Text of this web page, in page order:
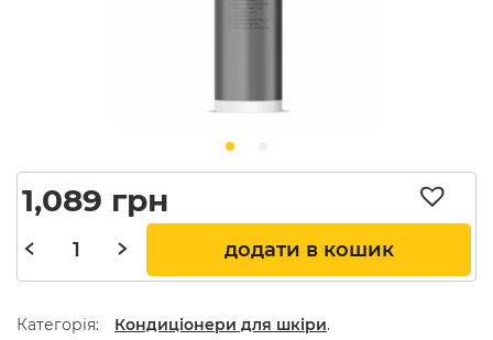
1,089 грн
додати в кошик
Категорія: Кондиціонери для шкіри.